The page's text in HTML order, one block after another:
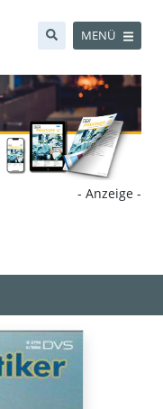
MENÜ
- Anzeige -